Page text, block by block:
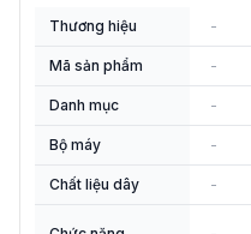
Thương hiệu -
Mã sản phẩm -
Danh mục -
Bộ máy -
Chất liệu dây -